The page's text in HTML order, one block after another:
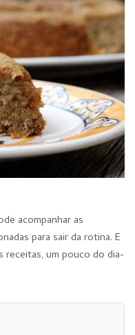
acompanhar as
para sair da rotina. E
receitas, um pouco do dia-